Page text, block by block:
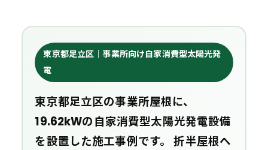
東京都足立区｜事業所向け自家消費型太陽光発
電
東京都足立区の事業所屋根に、
19.62kWの自家消費型太陽光発電設備
を設置した施工事例です。 折半屋根へ